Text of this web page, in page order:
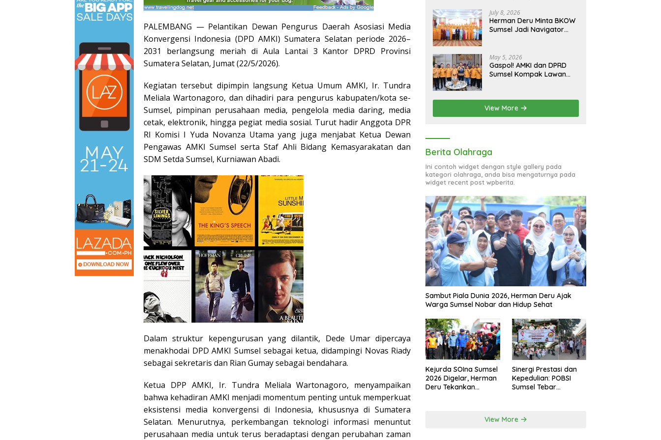
PALEMBANG — Pelantikan Dewan Pengurus Daerah Asosiasi Media
Konvergensi Indonesia (DPD AMKI) Sumatera Selatan periode 2026–
2031 berlangsung meriah di Aula Lantai 3 Kantor DPRD Provinsi
Sumatera Selatan, Jumat (22/5/2026).
Kegiatan tersebut dipimpin langsung Ketua Umum AMKI, Ir. Tundra
Meliala Wartonagoro, dan dihadiri para pengurus kabupaten/kota se-
Sumsel, pimpinan perusahaan media, pengelola media daring, media
cetak, elektronik, hingga pegiat media sosial. Turut hadir Anggota DPR
RI Komisi I Yuda Novanza Utama yang juga menjabat Ketua Dewan
Pengawas AMKI Sumsel serta Staf Ahli Bidang Kemasyarakatan dan
SDM Setda Sumsel, Kurniawan Abadi.
Dalam struktur kepengurusan yang dilantik, Dede Umar dipercaya
menakhodai DPD AMKI Sumsel sebagai ketua, didampingi Novas Riady
sebagai sekretaris dan Rian Gumay sebagai bendahara.
Ketua DPP AMKI, Ir. Tundra Meliala Wartonagoro, menyampaikan
bahwa kehadiran AMKI menjadi momentum penting untuk memperkuat
eksistensi media konvergensi di Indonesia, khususnya di Sumatera
Selatan. Menurutnya, perkembangan teknologi informasi menuntut
perusahaan media untuk terus beradaptasi dengan perubahan zaman
July 8, 2026
Herman Deru Minta BKOW
Sumsel Jadi Navigator
May 5, 2026
Gaspol! AMKI dan DPRD
Sumsel Kompak Lawan
View More
Berita Olahraga
Ini contoh widget dengan style gallery pada
kategori olahraga, anda bisa mengaturnya pada
widget recent post wpberita.
Sambut Piala Dunia 2026, Herman Deru Ajak
Warga Sumsel Nobar dan Hidup Sehat
Kejurda SOIna Sumsel
2026 Digelar, Herman
Deru Tekankan
Sinergi Prestasi dan
Kepedulian: POBSI
Sumsel Tebar
View More